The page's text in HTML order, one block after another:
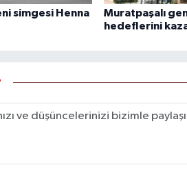
simgesi Henna
Muratpaşalı
hedeflerini